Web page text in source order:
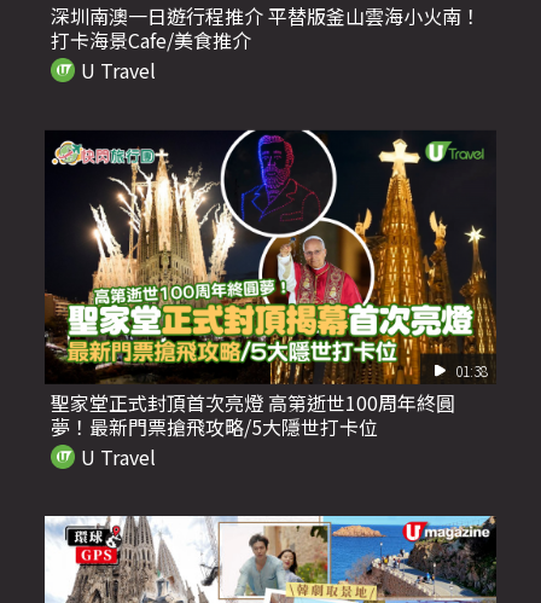
深圳南澳一日遊行程推介 平替版釜山雲海小火南！
打卡海景Cafe/美食推介
U Travel
01:38
聖家堂正式封頂首次亮燈 高第逝世100周年終圓
夢！最新門票搶飛攻略/5大隱世打卡位
U Travel